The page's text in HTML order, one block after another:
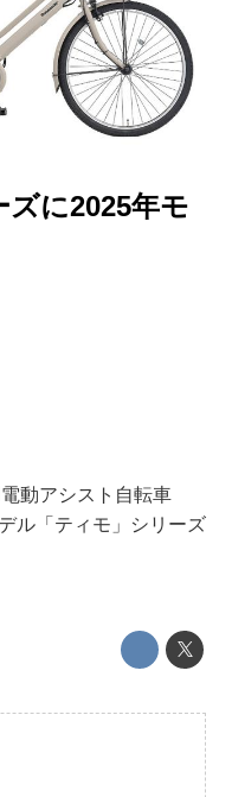
に2025年モ
動アシスト自転車
ル「ティモ」シリーズ